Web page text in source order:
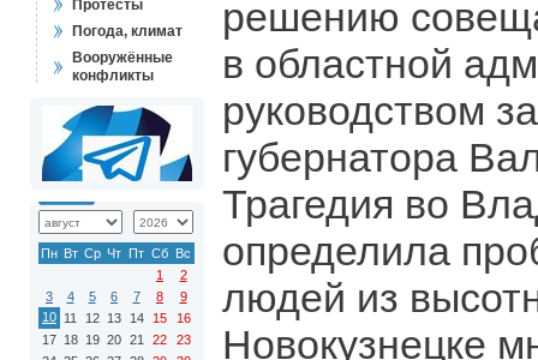
Протесты
Погода, климат
Вооружённые
конфликты
Пн Вт Ср Чт Пт Сб Вс
1
2
3
4 5 6 7 8
9
10 11 12 13 14 15
16
17 18 19 20 21 22
23
решению
в областной
руководством
губернатора
Трагедия во
определила
людей из
Новокузнецке